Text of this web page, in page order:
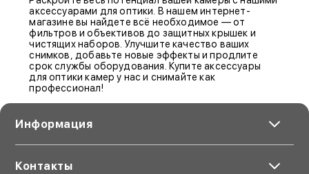
аксессуарами для оптики. В нашем интернет-
магазине вы найдете всё необходимое — от
фильтров и объективов до защитных крышек и
чистящих наборов. Улучшите качество ваших
снимков, добавьте новые эффекты и продлите
срок службы оборудования. Купите аксессуары
для оптики камер у нас и снимайте как
профессионал!
Информация
Контакты